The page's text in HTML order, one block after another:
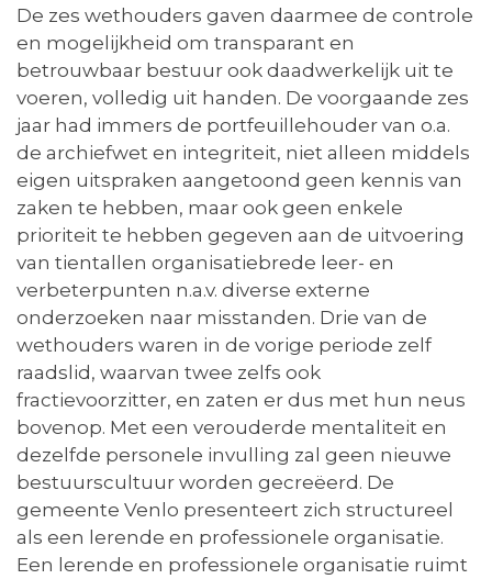
De zes wethouders gaven daarmee de controle
en mogelijkheid om transparant en
betrouwbaar bestuur ook daadwerkelijk uit te
voeren, volledig uit handen. De voorgaande zes
jaar had immers de portfeuillehouder van o.a.
de archiefwet en integriteit, niet alleen middels
eigen uitspraken aangetoond geen kennis van
zaken te hebben, maar ook geen enkele
prioriteit te hebben gegeven aan de uitvoering
van tientallen organisatiebrede leer- en
verbeterpunten n.a.v. diverse externe
onderzoeken naar misstanden. Drie van de
wethouders waren in de vorige periode zelf
raadslid, waarvan twee zelfs ook
fractievoorzitter, en zaten er dus met hun neus
bovenop. Met een verouderde mentaliteit en
dezelfde personele invulling zal geen nieuwe
bestuurscultuur worden gecreëerd. De
gemeente Venlo presenteert zich structureel
als een lerende en professionele organisatie.
Een lerende en professionele organisatie ruimt